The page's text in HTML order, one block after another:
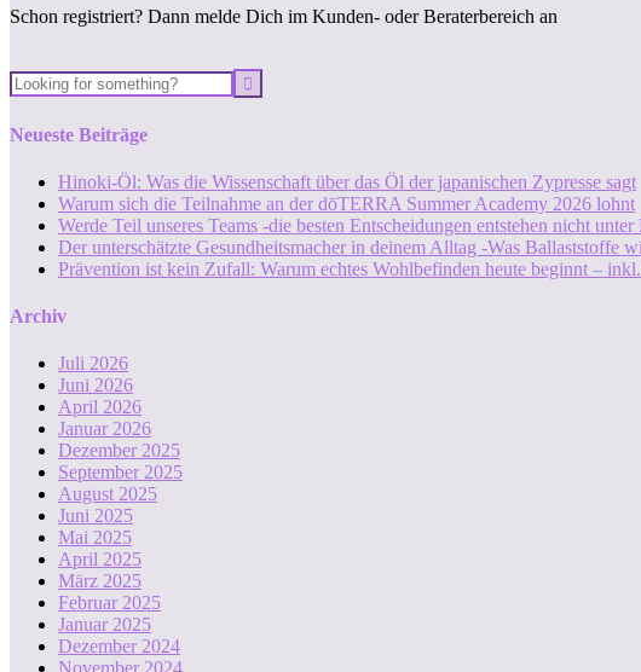
Schon registriert? Dann melde Dich im Kunden- oder Beraterbereich an
Neueste Beiträge
Hinoki-Öl: Was die Wissenschaft über das Öl der japanischen Zypresse sagt
Warum sich die Teilnahme an der dōTERRA Summer Academy 2026 lohnt
Werde Teil unseres Teams -die besten Entscheidungen entstehen nicht
Der unterschätzte Gesundheitsmacher in deinem Alltag -Was
Prävention ist kein Zufall: Warum echtes Wohlbefinden heute beginnt –
Archiv
Juli 2026
Juni 2026
April 2026
Januar 2026
Dezember 2025
September 2025
August 2025
Juni 2025
Mai 2025
April 2025
März 2025
Februar 2025
Januar 2025
Dezember 2024